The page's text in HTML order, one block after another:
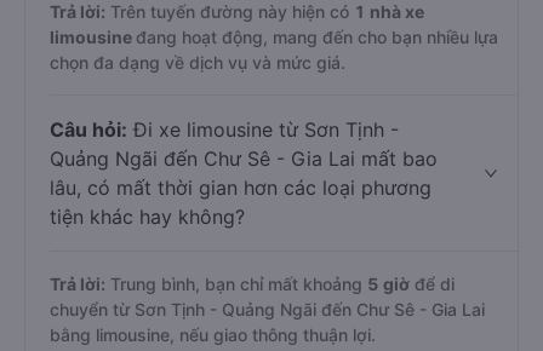
Trả lời: Trên tuyến đường này hiện có 1 nhà xe
limousine đang hoạt động, mang đến cho bạn nhiều lựa
chọn đa dạng về dịch vụ và mức giá.
Câu hỏi: Đi xe limousine từ Sơn Tịnh -
Quảng Ngãi đến Chư Sê - Gia Lai mất bao
lâu, có mất thời gian hơn các loại phương
tiện khác hay không?
Trả lời: Trung bình, bạn chỉ mất khoảng 5 giờ để di
chuyển từ Sơn Tịnh - Quảng Ngãi đến Chư Sê - Gia Lai
bằng limousine, nếu giao thông thuận lợi.